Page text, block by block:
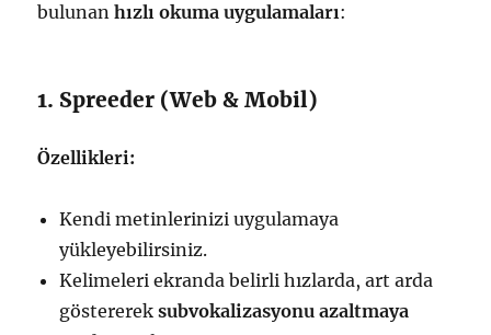
bulunanhızlı okuma uygulamaları:
1. Spreeder (Web & Mobil)
Özellikleri:
Kendi metinlerinizi uygulamaya
yükleyebilirsiniz.
Kelimeleri ekranda belirli hızlarda, art arda
gösterereksubvokalizasyonu azaltmaya